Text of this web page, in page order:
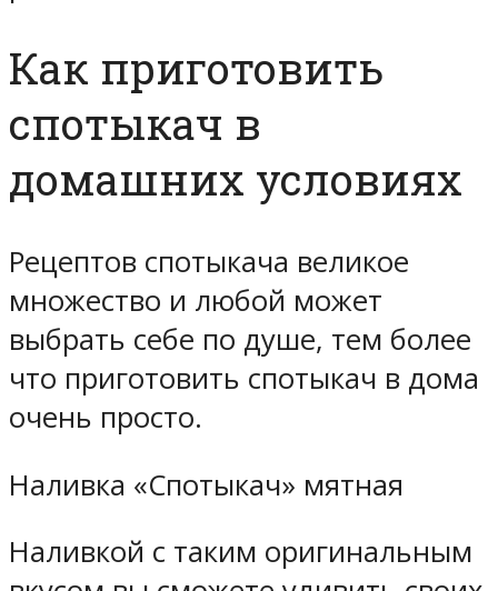
Как приготовить
спотыкач в
домашних условиях
Рецептов спотыкача великое
множество и любой может
выбрать себе по душе, тем более
что приготовить спотыкач в дома
очень просто.
Наливка «Спотыкач» мятная
Наливкой с таким оригинальным